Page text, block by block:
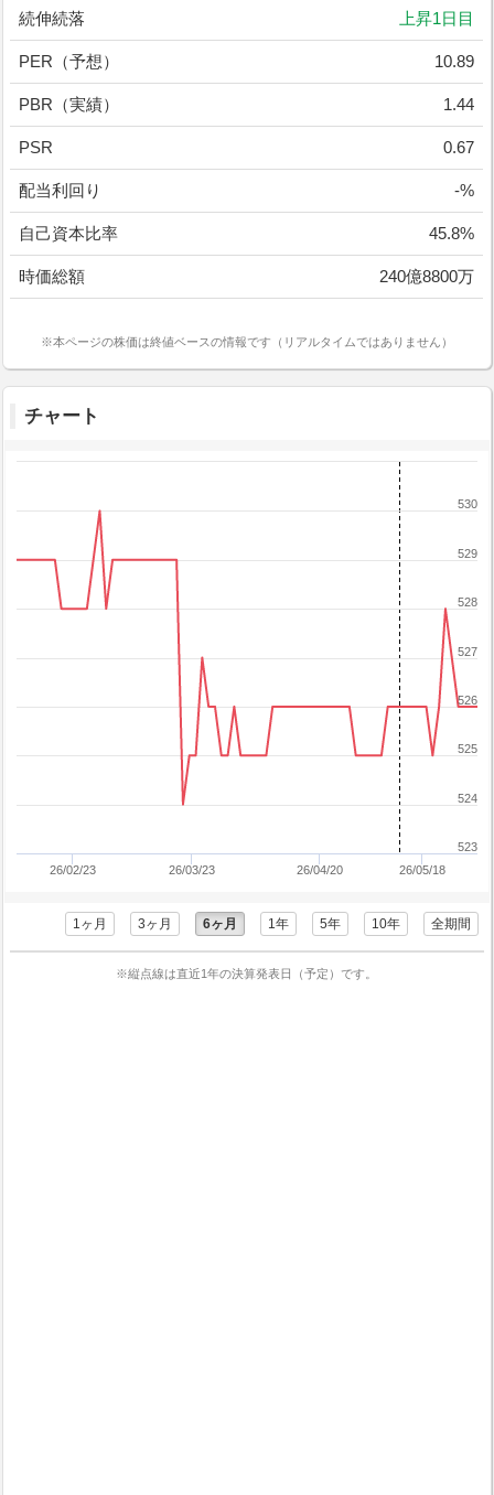
続伸続落 上昇1日目
PER（予想） 10.89
PBR（実績） 1.44
PSR 0.67
配当利回り -%
自己資本比率 45.8%
時価総額 240億8800万
※本ページの株価は終値ベースの情報です（リアルタイムではありません）
チャート
26/02/23 26/03/23 26/04/20 26/05/18
523
524
525
526
527
528
529
530
1ヶ月 3ヶ月 6ヶ月 1年 5年 10年 全期間
※縦点線は直近1年の決算発表日（予定）です。